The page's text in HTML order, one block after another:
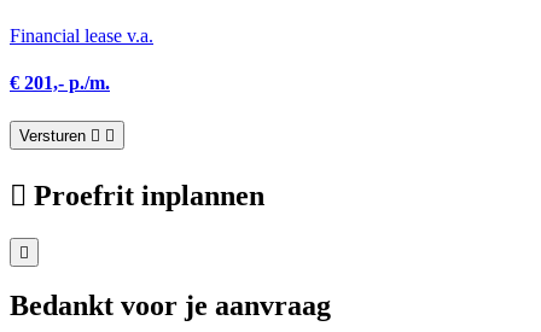
Financial lease v.a.
€ 201,- p./m.
Versturen
Proefrit inplannen
Bedankt voor je aanvraag